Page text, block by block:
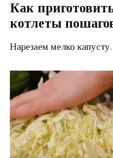
Как
котлеты
Нарезаем мелко капусту.